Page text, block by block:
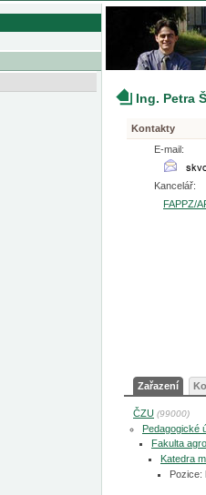
Ing. Petra
Kontakty
E-mail:
Kancelář:
FAPPZ/
Zařazení
ČZU (99000)
Pedagogické
Fakulta
Katedra
Pozice: